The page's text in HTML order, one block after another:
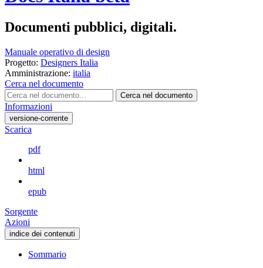
Documenti pubblici, digitali.
Manuale operativo di design
Progetto: Designers Italia
Amministrazione: italia
Cerca nel documento
Cerca nel documento
Informazioni
versione-corrente
Scarica
pdf
html
epub
Sorgente
Azioni
indice dei contenuti
Sommario